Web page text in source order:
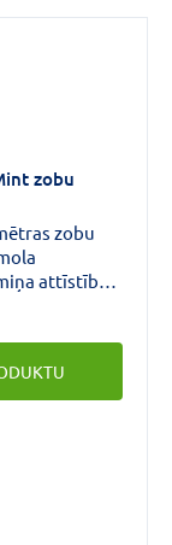
zobu
zobu
attīstības
novatoriska
ir ksilīts,
delikāts